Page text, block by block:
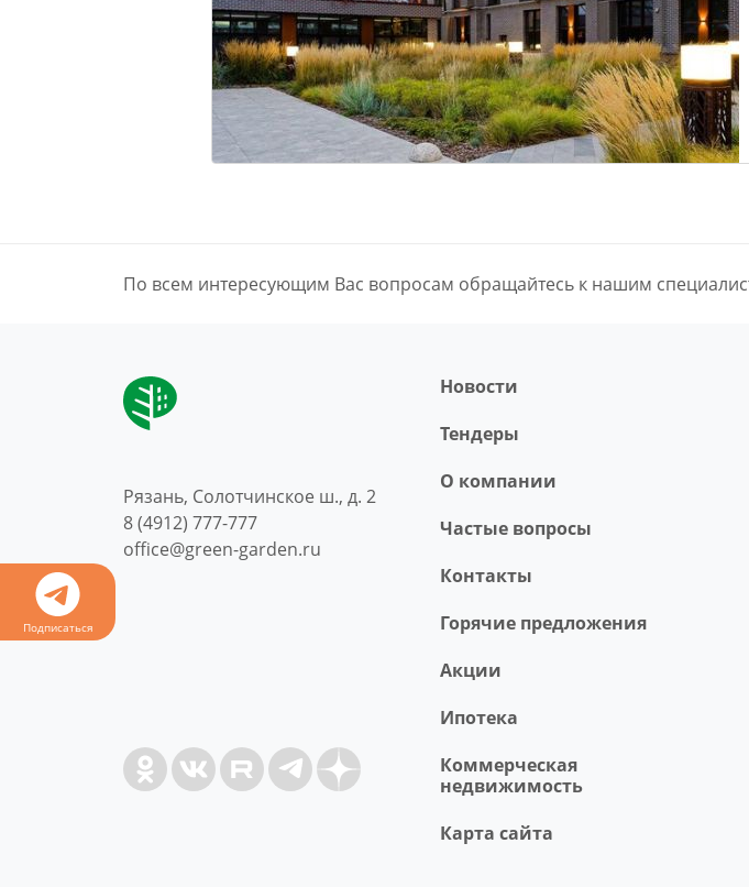
Подписаться
По всем интересующим Вас вопросам обращайтесь к нашим
Рязань, Солотчинское ш., д. 2
8 (4912) 777-777
office@green-garden.ru
Новости
Тендеры
O компании
Частые вопросы
Контакты
Горячие предложения
Акции
Ипотека
Коммерческая
недвижимость
Карта сайта